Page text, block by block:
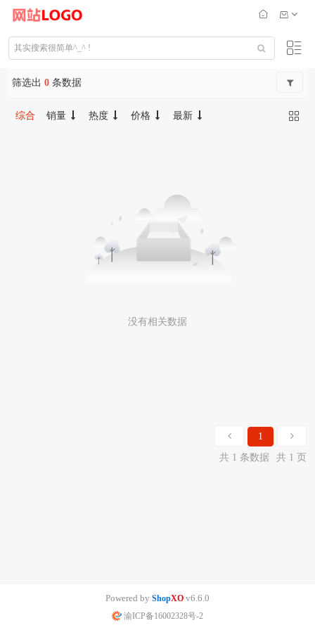
筛选出 0 条数据
综合 销量 热度 价格 最新
没有相关数据
1
共 1 条数据
共 1 页
Powered by ShopXO v6.6.0
渝ICP备16002328号-2